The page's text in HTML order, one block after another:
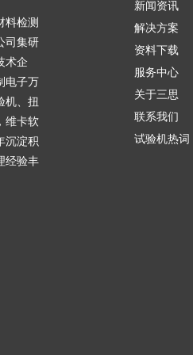
料检测
司集研
术企
电子万
机、扭
维卡软
沉淀积
经验丰
新闻资讯
解决方案
资料下载
服务中心
关于三思
联系我们
试验机热词